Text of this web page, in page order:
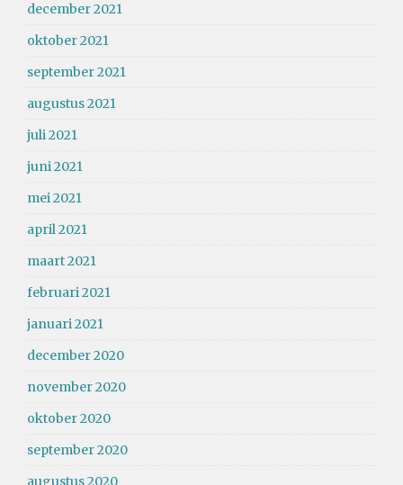
december 2021
oktober 2021
september 2021
augustus 2021
juli 2021
juni 2021
mei 2021
april 2021
maart 2021
februari 2021
januari 2021
december 2020
november 2020
oktober 2020
september 2020
augustus 2020